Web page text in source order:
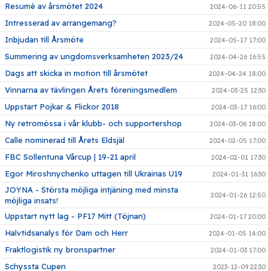
Resumé av årsmötet 2024 2024-06-11 20:55
Intresserad av arrangemang? 2024-05-20 18:00
Inbjudan till Årsmöte 2024-05-17 17:00
Summering av ungdomsverksamheten 2023/24 2024-04-26 16:55
Dags att skicka in motion till årsmötet 2024-04-24 18:00
Vinnarna av tävlingen Årets föreningsmedlem 2024-03-25 12:30
Uppstart Pojkar & Flickor 2018 2024-03-17 16:00
Ny retromössa i vår klubb- och supportershop 2024-03-06 18:00
Calle nominerad till Årets Eldsjäl 2024-02-05 17:00
FBC Sollentuna Vårcup | 19-21 april 2024-02-01 17:30
Egor Miroshnychenko uttagen till Ukrainas U19 2024-01-31 16:30
JOYNA - Största möjliga intjäning med minsta
möjliga insats!
2024-01-26 12:50
Uppstart nytt lag - PF17 Mitt (Töjnan) 2024-01-17 20:00
Halvtidsanalys för Dam och Herr 2024-01-05 14:00
Fraktlogistik ny bronspartner 2024-01-03 17:00
Schyssta Cupen 2023-12-09 22:30